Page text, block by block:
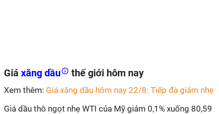
Giá xăng dầu thế giới hôm nay
Xem thêm: Giá xăng dầu hôm nay 22/8: Tiếp đà giảm nhẹ
Giá dầu thô ngọt nhẹ WTI của Mỹ giảm 0,1% xuống 80,59